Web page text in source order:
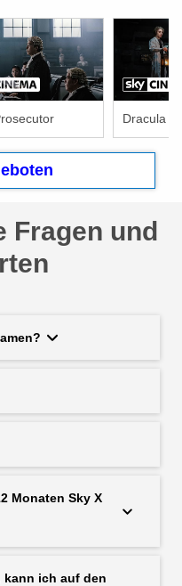
Fragen und
Monaten Sky X
kann ich auf den